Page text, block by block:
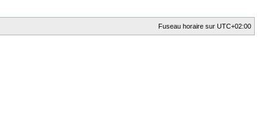
Fuseau horaire sur UTC+02:00